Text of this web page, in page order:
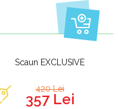
Scaun EXCLUSIVE
420 Lei
357 Lei